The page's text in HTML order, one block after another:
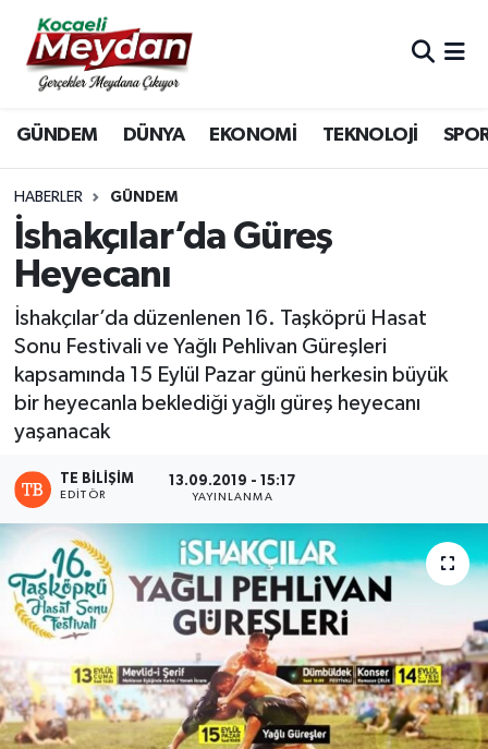
GÜNDEM DÜNYA EKONOMİ TEKNOLOJİ
HABERLER GÜNDEM
İshakçılar’da Güreş
Heyecanı
İshakçılar’da düzenlenen 16. Taşköprü Hasat
Sonu Festivali ve Yağlı Pehlivan Güreşleri
kapsamında 15 Eylül Pazar günü herkesin büyük
bir heyecanla beklediği yağlı güreş heyecanı
yaşanacak
TE BILIŞIM
EDITÖR
13.09.2019 - 15:17
YAYINLANMA
Nöbetçi Eczaneler
Hava Durumu
Trafik Durumu
Süper Lig Puan Durumu ve Fikstür
Son Dakika Haberleri
Haber Arşivi